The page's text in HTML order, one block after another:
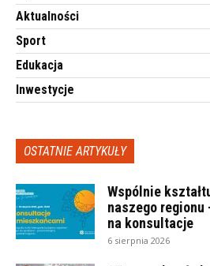
Aktualności
Sport
Edukacja
Inwestycje
OSTATNIE ARTYKUŁY
Wspólnie
naszego regionu
na konsultacje
6 sierpnia 2026